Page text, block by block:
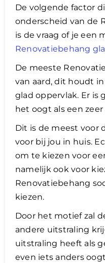
De volgende factor
onderscheid van de
is de vraag of je een
Renovatiebehang
De meeste
van aard, dit houdt
glad oppervlak. Er is
het oogt als een
Dit is de meest voor
voor bij jou in huis.
om te kiezen voor
namelijk ook voor
Renovatiebehang
kiezen.
​Door het motief zal
andere uitstraling
uitstraling heeft als
even iets anders